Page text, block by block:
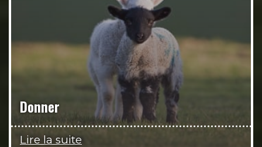
Donner
Lire la suite